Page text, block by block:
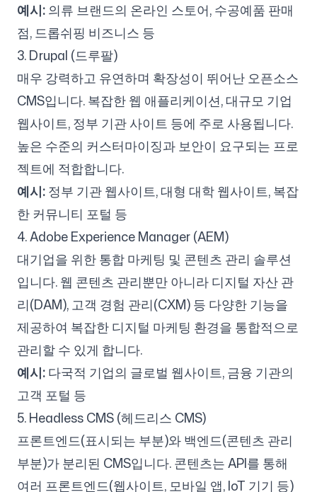
예시:의류 브랜드의 온라인 스토어, 수공예품 판매
점, 드롭쉬핑 비즈니스 등
3. Drupal (드루팔)
매우 강력하고 유연하며 확장성이 뛰어난 오픈소스
CMS입니다. 복잡한 웹 애플리케이션, 대규모 기업
웹사이트, 정부 기관 사이트 등에 주로 사용됩니다.
높은 수준의 커스터마이징과 보안이 요구되는 프로
젝트에 적합합니다.
예시:정부 기관 웹사이트, 대형 대학 웹사이트, 복잡
한 커뮤니티 포털 등
4. Adobe Experience Manager (AEM)
대기업을 위한 통합 마케팅 및 콘텐츠 관리 솔루션
입니다. 웹 콘텐츠 관리뿐만 아니라 디지털 자산 관
리(DAM), 고객 경험 관리(CXM) 등 다양한 기능을
제공하여 복잡한 디지털 마케팅 환경을 통합적으로
관리할 수 있게 합니다.
예시:다국적 기업의 글로벌 웹사이트, 금융 기관의
고객 포털 등
5. Headless CMS (헤드리스 CMS)
프론트엔드(표시되는 부분)와 백엔드(콘텐츠 관리
부분)가 분리된 CMS입니다. 콘텐츠는 API를 통해
여러 프론트엔드(웹사이트, 모바일 앱, IoT 기기 등)